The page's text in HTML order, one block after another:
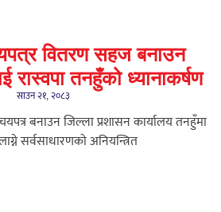
वितरण सहज बनाउन
रास्वपा तनहुँको ध्यानाकर्षण
साउन २१, २०८३
बनाउन जिल्ला प्रशासन कार्यालय तनहुँमा
सर्वसाधारणको अनियन्त्रित